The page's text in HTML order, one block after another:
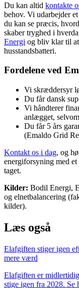
Du kan altid kontakte
behov. Vi udarbejder
du kan se præcis,
skaber tryghed i
Energi og bliv klar til
husstandsbatteri.
Fordelene ved
Vi skræddersyr
Du får dansk
Vi håndterer
anlægget,
Du får 5 års
(Emaldo Grid
Kontakt os i dag, og
energiforsyning med
taget.
Kilder: Bodil Energi,
og elnetbalancering
kilder).
Læs også
Elafgiften stiger igen
mere værd
Elafgiften er
stige igen fra 2028. Se